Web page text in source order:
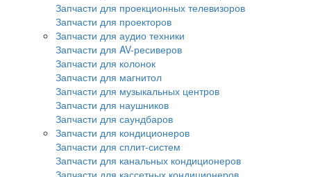
Запчасти для проекционных телевизоров
Запчасти для проекторов
Запчасти для аудио техники
Запчасти для AV-ресиверов
Запчасти для колонок
Запчасти для магнитол
Запчасти для музыкальных центров
Запчасти для наушников
Запчасти для саундбаров
Запчасти для кондиционеров
Запчасти для сплит-систем
Запчасти для канальных кондиционеров
Запчасти для кассетных кондиционеров